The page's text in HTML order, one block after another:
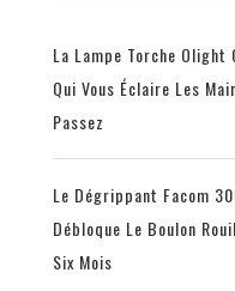
La Lampe Torche
Qui Vous Éclaire Les
Passez
Le Dégrippant Facom
Débloque Le Boulon
Six Mois